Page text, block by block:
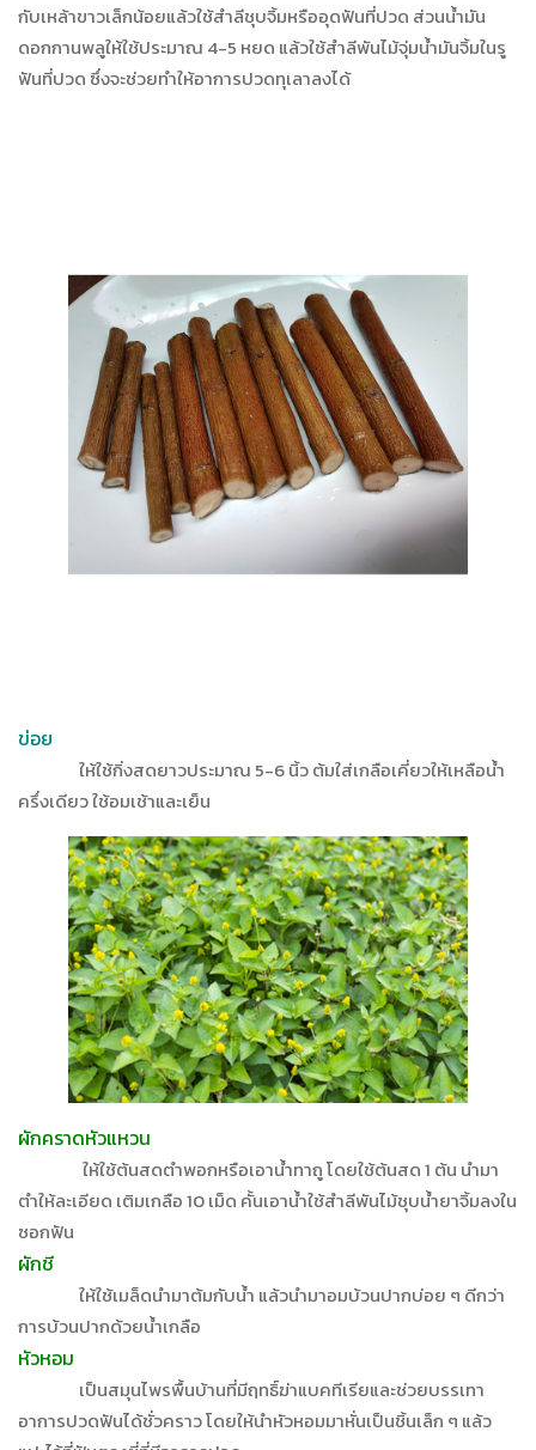
กับเหล้าขาวเล็กน้อยแล้วใช้สำลีชุบจิ้มหรืออุดฟันที่ปวด ส่วนน้ำมัน
ดอกกานพลูให้ใช้ประมาณ 4-5 หยด แล้วใช้สำลีพันไม้จุ่มน้ำมันจิ้มในรู
ฟันที่ปวด ซึ่งจะช่วยทำให้อาการปวดทุเลาลงได้
ข่อย
ให้ใช้กิ่งสดยาวประมาณ 5-6 นิ้ว ต้มใส่เกลือเคี่ยวให้เหลือน้ำ
ครึ่งเดียว ใช้อมเช้าและเย็น
ผักคราดหัวแหวน
ให้ใช้ต้นสดตำพอกหรือเอาน้ำทาถู โดยใช้ต้นสด 1 ต้น นำมา
ตำให้ละเอียด เติมเกลือ 10 เม็ด คั้นเอาน้ำใช้สำลีพันไม้ชุบน้ำยาจิ้มลงใน
ซอกฟัน
ผักชี
ให้ใช้เมล็ดนำมาต้มกับน้ำ แล้วนำมาอมบ้วนปากบ่อย ๆ ดีกว่า
การบ้วนปากด้วยน้ำเกลือ
หัวหอม
เป็นสมุนไพรพื้นบ้านที่มีฤทธิ์ฆ่าแบคทีเรียและช่วยบรรเทา
อาการปวดฟันได้ชั่วคราว โดยให้นำหัวหอมมาหั่นเป็นชิ้นเล็ก ๆ แล้ว